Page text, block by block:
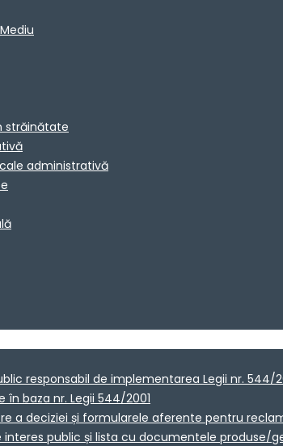
străinătate
administrativă
responsabil de implementarea Legii nr. 544/
baza nr. Legii 544/2001
a deciziei și formularele aferente pentru
public și lista cu documentele produse/